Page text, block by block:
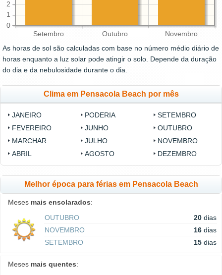
Setembro Outubro Novembro
0
1
2
As horas de sol são calculadas com base no número médio diário de
horas enquanto a luz solar pode atingir o solo. Depende da duração
do dia e da nebulosidade durante o dia.
Clima em Pensacola Beach por mês
JANEIRO
FEVEREIRO
MARCHAR
ABRIL
PODERIA
JUNHO
JULHO
AGOSTO
SETEMBRO
OUTUBRO
NOVEMBRO
DEZEMBRO
Melhor época para férias em Pensacola Beach
Meses mais ensolarados:
OUTUBRO
20 dias
NOVEMBRO
16 dias
SETEMBRO
15 dias
Meses mais quentes: